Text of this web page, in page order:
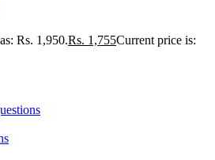
Rs. 1,950.Rs. 1,755Current price is: